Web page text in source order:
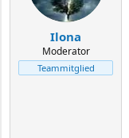
Ilona
Moderator
Teammitglied